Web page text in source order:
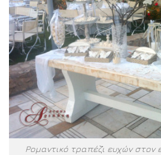
Ρομαντικό τραπέζι ευχών στον